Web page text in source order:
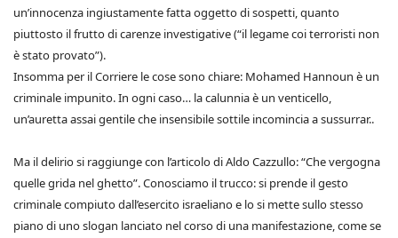
un’innocenza ingiustamente fatta oggetto di sospetti, quanto
piuttosto il frutto di carenze investigative (“il legame coi terroristi non
è stato provato”).
Insomma per il Corriere le cose sono chiare: Mohamed Hannoun è un
criminale impunito. In ogni caso… la calunnia è un venticello,
un’auretta assai gentile che insensibile sottile incomincia a sussurrar..
Ma il delirio si raggiunge con l’articolo di Aldo Cazzullo: “Che vergogna
quelle grida nel ghetto”. Conosciamo il trucco: si prende il gesto
criminale compiuto dall’esercito israeliano e lo si mette sullo stesso
piano di uno slogan lanciato nel corso di una manifestazione, come se